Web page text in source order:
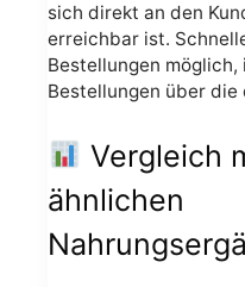
sich direkt an den
erreichbar ist.
Bestellungen
Bestellungen über
Vergleich
ähnlichen